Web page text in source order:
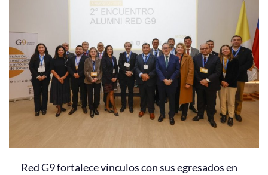
Red G9 fortalece vínculos con sus egresados en